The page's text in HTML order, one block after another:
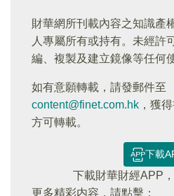
財華網所刊載內容之知識產
人專屬所有或持有。未經許
編、複製及建立鏡像等任何
如有意願轉載，請發郵件至
content@finet.com.hk ，獲
方可轉載。
下載
下載財華財經APP
更多精彩内容，請點擊：